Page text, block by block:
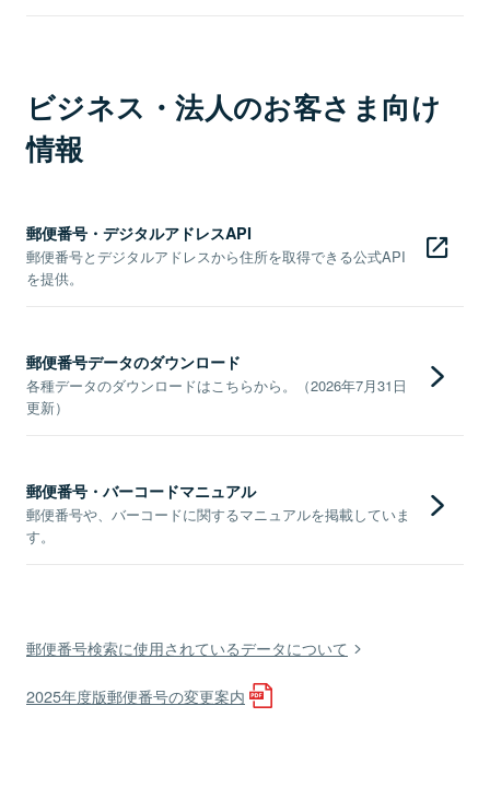
ビジネス・法人のお客さま向け
情報
郵便番号・デジタルアドレスAPI
郵便番号とデジタルアドレスから住所を取得できる公式API
を提供。
郵便番号データのダウンロード
各種データのダウンロードはこちらから。（2026年7月31日
更新）
郵便番号・バーコードマニュアル
郵便番号や、バーコードに関するマニュアルを掲載していま
す。
郵便番号検索に使用されているデータについて
2025年度版郵便番号の変更案内